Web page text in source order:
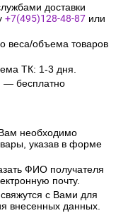
доставки
+7(495)128-48-87 или
веса/объема товаров
ТК: 1-3 дня.
— бесплатно
необходимо
указав в форме
ФИО получателя
почту.
с Вами для
внесенных данных.